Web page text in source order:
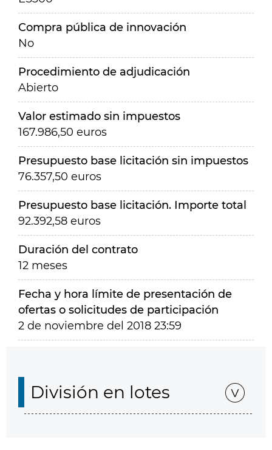
Compra pública de innovación
No
Procedimiento de adjudicación
Abierto
Valor estimado sin impuestos
167.986,50 euros
Presupuesto base licitación sin impuestos
76.357,50 euros
Presupuesto base licitación. Importe total
92.392,58 euros
Duración del contrato
12 meses
Fecha y hora límite de presentación de
ofertas o solicitudes de participación
2 de noviembre del 2018 23:59
División en lotes